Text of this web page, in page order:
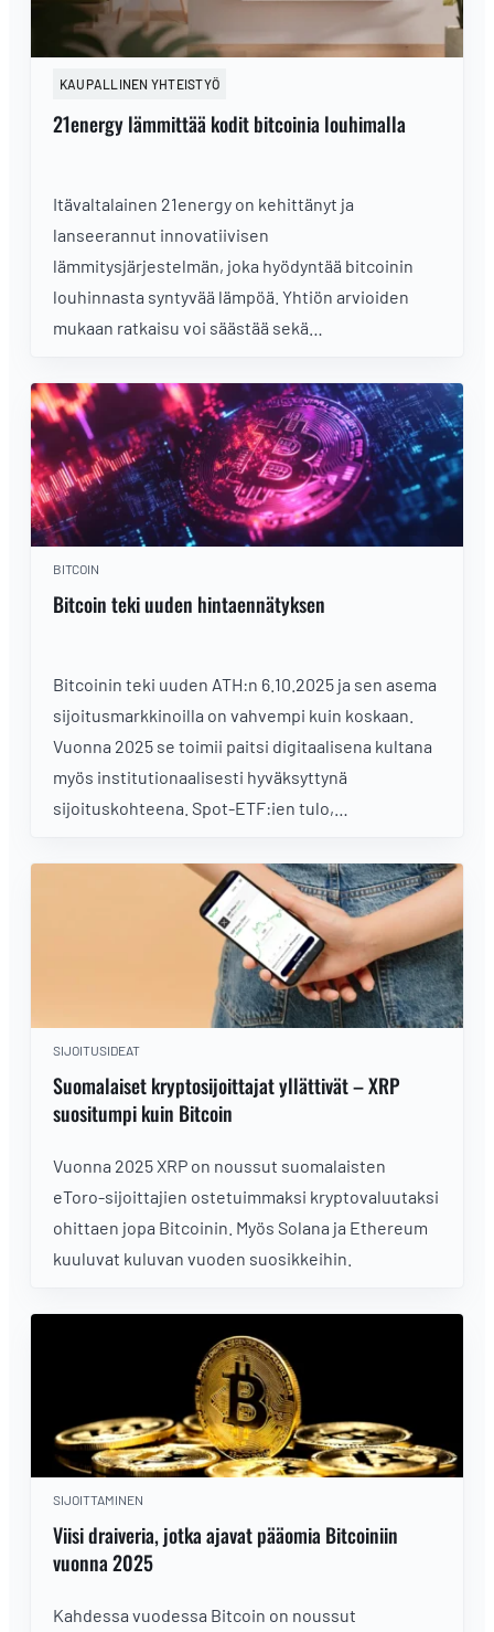
KAUPALLINEN YHTEISTYÖ
21energy lämmittää kodit bitcoinia louhimalla
Itävaltalainen 21energy on kehittänyt ja
lanseerannut innovatiivisen
lämmitysjärjestelmän, joka hyödyntää bitcoinin
louhinnasta syntyvää lämpöä. Yhtiön arvioiden
mukaan ratkaisu voi säästää sekä
BITCOIN
Bitcoin teki uuden hintaennätyksen
Bitcoinin teki uuden ATH:n 6.10.2025 ja sen asema
sijoitusmarkkinoilla on vahvempi kuin koskaan.
Vuonna 2025 se toimii paitsi digitaalisena kultana
myös institutionaalisesti hyväksyttynä
sijoituskohteena. Spot-ETF:ien tulo,
epävarmuus ovat nostaneet Bitcoinin uudelleen
sijoittajien keskiöön. Tässä artikkelissa
tarkastelemme, mitä sijoittajan tulisi tietää
Bitcoinista vuonna 2025.
SIJOITUSIDEAT
Suomalaiset kryptosijoittajat yllättivät – XRP
suositumpi kuin Bitcoin
Vuonna 2025 XRP on noussut suomalaisten
eToro-sijoittajien ostetuimmaksi kryptovaluutaksi
ohittaen jopa Bitcoinin. Myös Solana ja Ethereum
kuuluvat kuluvan vuoden suosikkeihin.
SIJOITTAMINEN
Viisi draiveria, jotka ajavat pääomia Bitcoiniin
vuonna 2025
Kahdessa vuodessa Bitcoin on noussut